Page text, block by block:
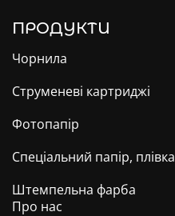
ПРОДУКТИ
Чорнила
Струменеві картриджі
Фотопапір
Спеціальний папір, плівка
Штемпельна фарба
Про нас